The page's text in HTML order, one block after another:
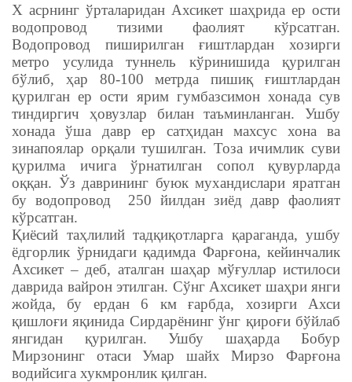
X асрнинг ўрталаридан Ахсикет шаҳрида ер ости
водопровод тизими фаолият кўрсатган.
Водопровод пиширилган ғиштлардан хозирги
метро усулида туннель кўринишида қурилган
бўлиб, ҳар 80-100 метрда пишиқ ғиштлардан
қурилган ер ости ярим гумбазсимон хонада сув
тиндиргич ҳовузлар билан таъминланган. Ушбу
хонада ўша давр ер сатҳидан махсус хона ва
зинапоялар орқали тушилган. Тоза ичимлик суви
қурилма ичига ўрнатилган сопол қувурларда
оққан. Ўз даврининг буюк мухандислари яратган
бу водопровод 250 йилдан зиёд давр фаолият
кўрсатган.
Қиёсий таҳлилий тадқиқотларга қараганда, ушбу
ёдгорлик ўрнидаги қадимда Фарғона, кейинчалик
Ахсикет – деб, аталган шаҳар мўғуллар истилоси
даврида вайрон этилган. Сўнг Ахсикет шаҳри янги
жойда, бу ердан 6 км ғарбда, хозирги Ахси
қишлоғи яқинида Сирдарёнинг ўнг қироғи бўйлаб
янгидан қурилган. Ушбу шаҳарда Бобур
Мирзонинг отаси Умар шайх Мирзо Фарғона
водийсига хукмронлик қилган.